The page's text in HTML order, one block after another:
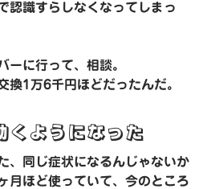
認識すらしなくなってしまっ
ーに行って、相談。
換1万6千円ほどだったんだ。
くようになった
、同じ症状になるんじゃないか
月ほど使っていて、今のところ